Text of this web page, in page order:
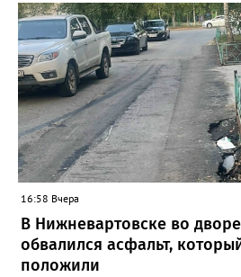
16:58 Вчера
В Нижневартовске во
обвалился асфальт,
положили